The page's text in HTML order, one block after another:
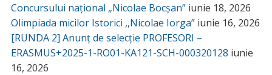
Concursului național „Nicolae Bocșan” iunie 18, 2026
Olimpiada micilor Istorici ,,Nicolae Iorga” iunie 16, 2026
[RUNDA 2] Anunț de selecție PROFESORI –
ERASMUS+2025-1-RO01-KA121-SCH-000320128 iunie
16, 2026